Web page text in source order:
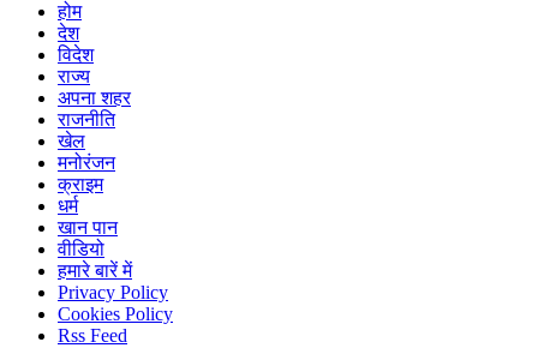
होम
देश
विदेश
राज्य
अपना शहर
राजनीति
खेल
मनोरंजन
क्राइम
धर्म
खान पान
वीडियो
हमारे बारें में
Privacy Policy
Cookies Policy
Rss Feed